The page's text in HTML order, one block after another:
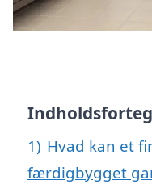
1) Hvad kan et
færdigbygget